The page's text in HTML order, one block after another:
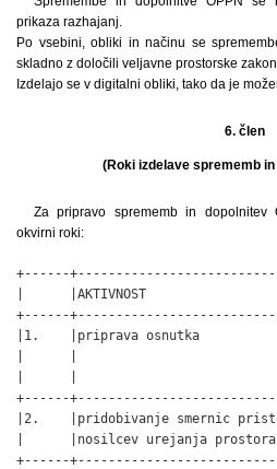
prikaza razhajanj.
Po vsebini, obliki in načinu se
skladno z določili veljavne prostorske
Izdelajo se v digitalni obliki, tako da je
6. člen
(Roki izdelave sprememb
Za pripravo sprememb in dopolnitev
okvirni roki:
+------
|      |AKTIVNOST
+------
|1.    |priprava osnutka
|      |
|      |
+------
|2.    |pridobivanje smernic
|      |nosilcev urejanja
+------